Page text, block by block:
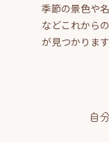
季節の景色や
などこれから
が見つかりま
自